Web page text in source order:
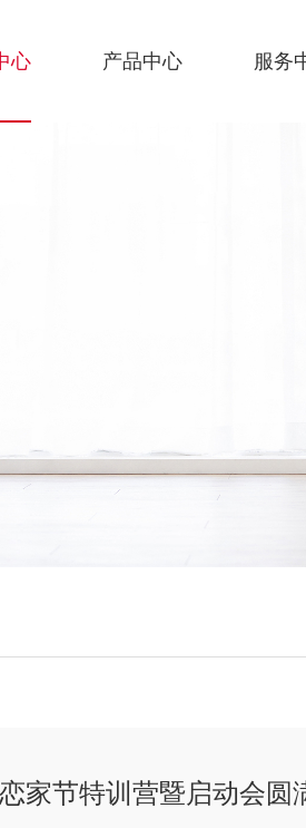
心 产品中心 服务
家节特训营暨启动会圆